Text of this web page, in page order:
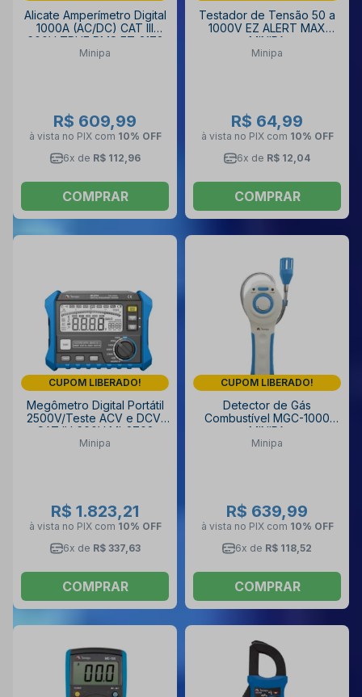
Alicate Amperímetro Digital
1000A (AC/DC) CAT III
600V TRUE RMS ET-3178
MINIPA
Minipa
R$ 609,99
à vista no PIX com 10% OFF
6x de R$ 112,96
COMPRAR
Testador de Tensão 50 a
1000V EZ ALERT MAX
MINIPA
Minipa
R$ 64,99
à vista no PIX com 10% OFF
6x de R$ 12,04
COMPRAR
CUPOM LIBERADO!
Megômetro Digital Portátil
2500V/Teste ACV e DCV/
CAT IV 600V MI-2702
MINIPA
Minipa
R$ 1.823,21
à vista no PIX com 10% OFF
6x de R$ 337,63
COMPRAR
CUPOM LIBERADO!
Detector de Gás
Combustível MGC-1000
MINIPA
Minipa
R$ 639,99
à vista no PIX com 10% OFF
6x de R$ 118,52
COMPRAR